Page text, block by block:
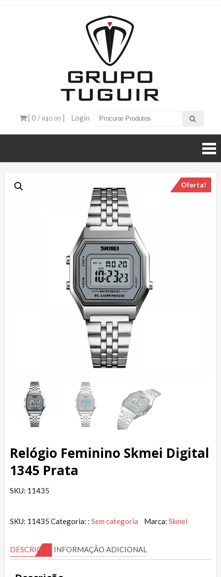
– Grupo
Tuguir
[ 0 / R$0,00 ] Login
Oferta!
Relógio Feminino Skmei Digital
1345 Prata
SKU: 11435
SKU: 11435 Categoria: : Sem categoria Marca: Skmei
DESCRIÇÃO INFORMAÇÃO ADICIONAL